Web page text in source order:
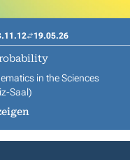
19.05.26
in the Sciences
Saal)